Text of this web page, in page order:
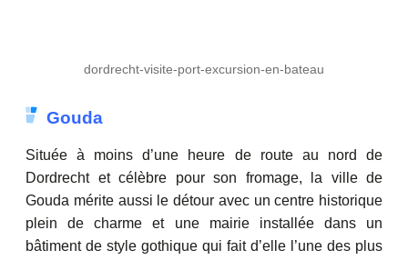
dordrecht-visite-port-excursion-en-bateau
Gouda
Située à moins d’une heure de route au nord de
Dordrecht et célèbre pour son fromage, la ville de
Gouda mérite aussi le détour avec un centre historique
plein de charme et une mairie installée dans un
bâtiment de style gothique qui fait d’elle l’une des plus